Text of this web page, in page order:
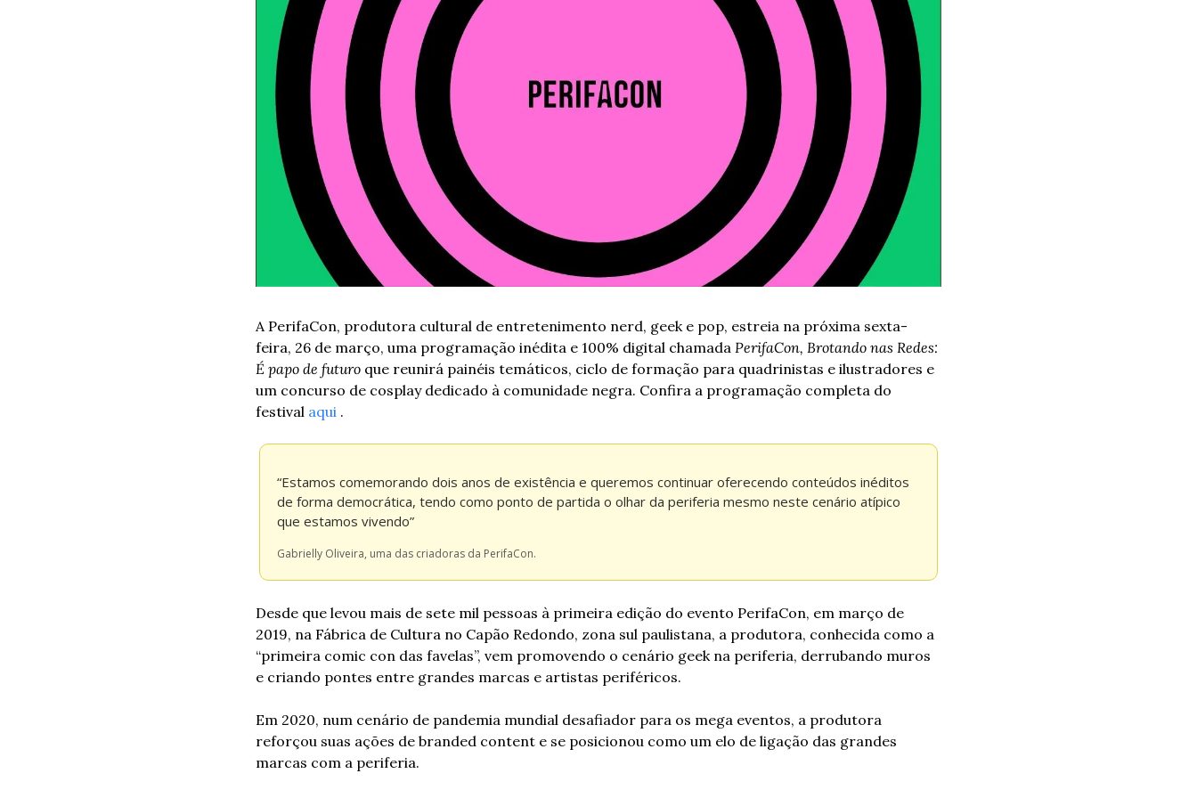
A PerifaCon, produtora cultural de entretenimento nerd, geek e pop, estreia na próxima sexta-
feira, 26 de março, uma programação inédita e 100% digital chamada PerifaCon, Brotando nas Redes:
É papo de futuro que reunirá painéis temáticos, ciclo de formação para quadrinistas e ilustradores e
um concurso de cosplay dedicado à comunidade negra. Confira a programação completa do
festival aqui .
“Estamos comemorando dois anos de existência e queremos continuar oferecendo conteúdos inéditos
de forma democrática, tendo como ponto de partida o olhar da periferia mesmo neste cenário atípico
que estamos vivendo”
Gabrielly Oliveira, uma das criadoras da PerifaCon.
Desde que levou mais de sete mil pessoas à primeira edição do evento PerifaCon, em março de
2019, na Fábrica de Cultura no Capão Redondo, zona sul paulistana, a produtora, conhecida como a
“primeira comic con das favelas”, vem promovendo o cenário geek na periferia, derrubando muros
e criando pontes entre grandes marcas e artistas periféricos.
Em 2020, num cenário de pandemia mundial desafiador para os mega eventos, a produtora
reforçou suas ações de branded content e se posicionou como um elo de ligação das grandes
marcas com a periferia.